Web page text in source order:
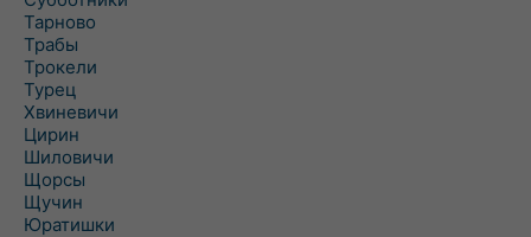
Тарново
Трабы
Трокели
Турец
Хвиневичи
Цирин
Шиловичи
Щорсы
Щучин
Юратишки